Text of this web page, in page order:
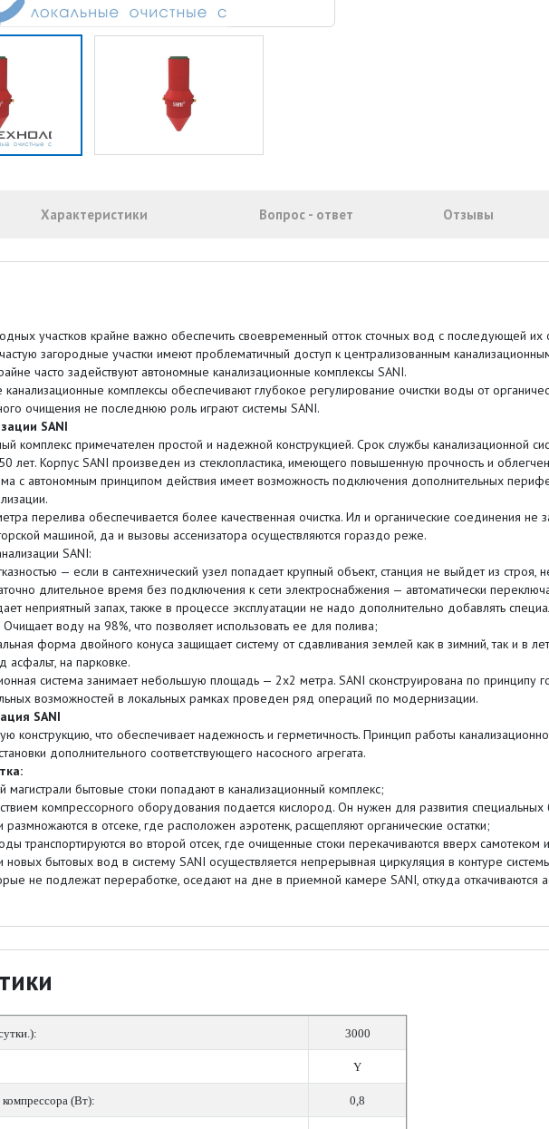
Характеристики Вопрос - ответ Отзывы
участков крайне важно обеспечить своевременный отток сточных вод с последующей
загородные участки имеют проблематичный доступ к централизованным
часто задействуют автономные канализационные комплексы SANI.
комплексы обеспечивают глубокое регулирование очистки воды от
очищения не последнюю роль играют системы SANI.
SANI
комплекс примечателен простой и надежной конструкцией. Срок службы канализационной
лет. Корпус SANI произведен из стеклопластика, имеющего повышенную прочность и
с автономным принципом действия имеет возможность подключения дополнительных
перелива обеспечивается более качественная очистка. Ил и органические соединения не
машиной, да и вызовы ассенизатора осуществляются гораздо реже.
SANI:
— если в сантехнический узел попадает крупный объект, станция не выйдет из строя,
длительное время без подключения к сети электроснабжения — автоматически
неприятный запах, также в процессе эксплуатации не надо дополнительно добавлять
Очищает воду на 98%, что позволяет использовать ее для полива;
форма двойного конуса защищает систему от сдавливания землей как в зимний, так и в
асфальт, на парковке.
система занимает небольшую площадь — 2х2 метра. SANI сконструирована по принципу
возможностей в локальных рамках проведен ряд операций по модернизации.
SANI
конструкцию, что обеспечивает надежность и герметичность. Принцип работы
дополнительного соответствующего насосного агрегата.
бытовые стоки попадают в канализационный комплекс;
компрессорного оборудования подается кислород. Он нужен для развития специальных
в отсеке, где расположен аэротенк, расщепляют органические остатки;
во второй отсек, где очищенные стоки перекачиваются вверх самотеком
новых бытовых вод в систему SANI осуществляется непрерывная циркуляция в контуре
не подлежат переработке, оседают на дне в приемной камере SANI, откуда откачиваются
3000
Y
(Вт): 0,8